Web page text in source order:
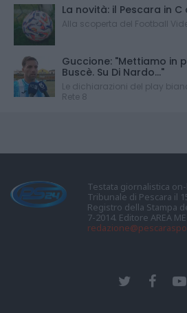
La novità: il Pescara in C
Alla scoperta del Football
Guccione: "Mettiamo in
Buscè. Su Di Nardo..."
Le dichiarazioni del play
Rete 8
Testata giornalistica
Tribunale di Pescara il
Registro della Stampa
7-2014. Editore AREA